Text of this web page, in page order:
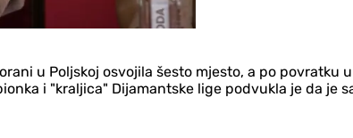
u Poljskoj osvojila šesto mjesto, a po povratku
i "kraljica" Dijamantske lige podvukla je da je